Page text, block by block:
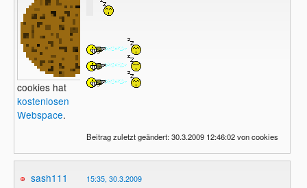
cookies hat
kostenlosen
Webspace.
Beitrag zuletzt geändert: 30.3.2009 12:46:02 von cookies
sash111
15:35, 30.3.2009